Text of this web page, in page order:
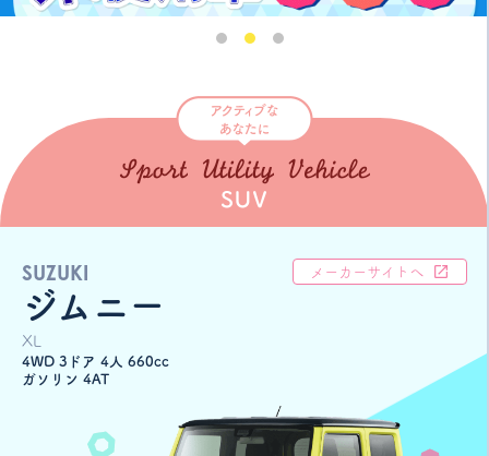
SUZUKI
ジムニー
XL
4WD 3ドア 4人 660cc
ガソリン 4AT
メーカーサイトへ